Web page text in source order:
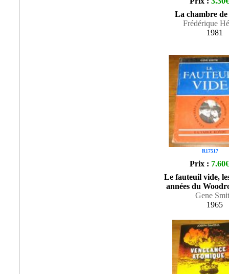
La chambre de
Frédérique
1981
R17517
Prix : 7.60€
Le fauteuil vide,
années du
Gene
1965